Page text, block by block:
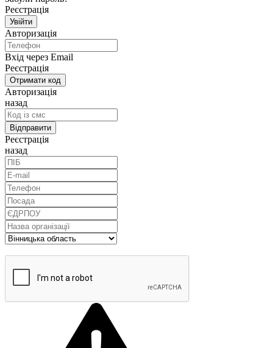
Реєстрація
Авторизація
Вхід через Email
Реєстрація
Авторизація
назад
Реєстрація
назад